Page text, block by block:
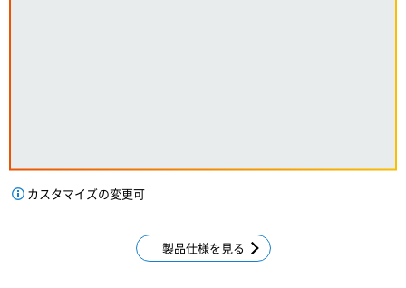
カスタマイズの変更可
製品仕様を見る